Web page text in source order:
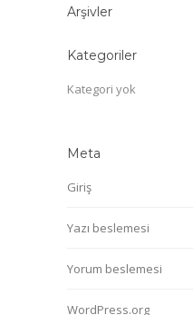
Arşivler
Kategoriler
Kategori yok
Meta
Giriş
Yazı beslemesi
Yorum beslemesi
WordPress.org